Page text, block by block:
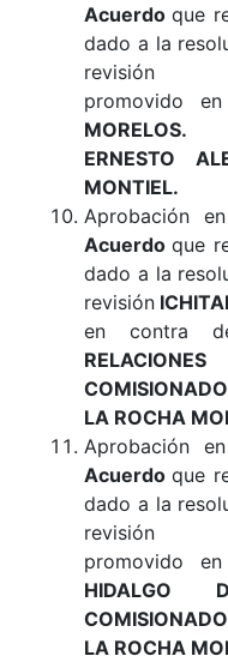
Acuerdoque
dado a la
revisión
promovido
MORELOS.
ERNESTO
MONTIEL.
Aprobación
Acuerdoque
dado a la
revisión
en contra
LA ROCHA
Aprobación
Acuerdoque
dado a la
revisión
promovido
HIDALGO
LA ROCHA